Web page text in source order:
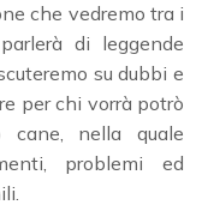
che vedremo tra i
di leggende
su dubbi e
per chi vorrà potrò
cane, nella quale
problemi ed